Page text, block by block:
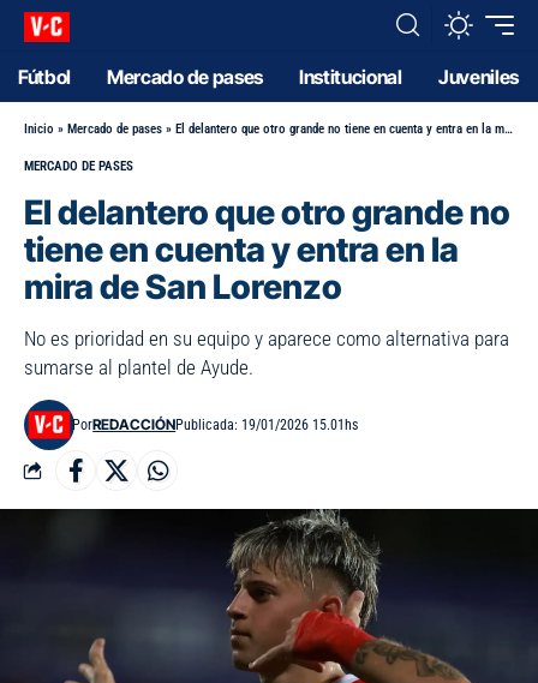
Fútbol Mercado de pases Institucional Juveniles
Inicio » Mercado de pases » El delantero que otro grande no tiene en cuenta y entra en la mira de San Lorenzo
MERCADO DE PASES
El delantero que otro grande no
tiene en cuenta y entra en la
mira de San Lorenzo
No es prioridad en su equipo y aparece como alternativa para
sumarse al plantel de Ayude.
PorREDACCIÓNPublicada: 19/01/2026 15.01hs